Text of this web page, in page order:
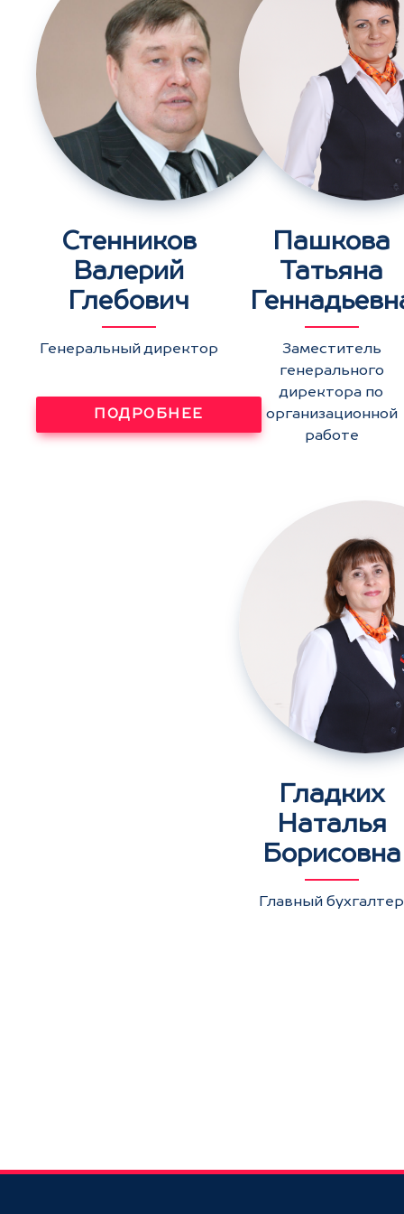
Стенников
Валерий
Глебович
Генеральный директор
ПОДРОБНЕЕ
Пашкова
Татьяна
Заместитель
генерального
директора по
организационной
работе
Гладких
Наталья
Борисовна
Главный бухгалтер